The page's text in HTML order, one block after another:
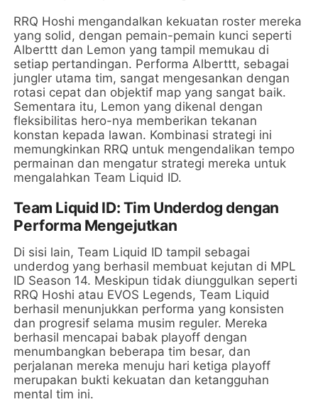
RRQ Hoshi mengandalkan kekuatan roster mereka
yang solid, dengan pemain-pemain kunci seperti
Alberttt dan Lemon yang tampil memukau di
setiap pertandingan. Performa Alberttt, sebagai
jungler utama tim, sangat mengesankan dengan
rotasi cepat dan objektif map yang sangat baik.
Sementara itu, Lemon yang dikenal dengan
fleksibilitas hero-nya memberikan tekanan
konstan kepada lawan. Kombinasi strategi ini
memungkinkan RRQ untuk mengendalikan tempo
permainan dan mengatur strategi mereka untuk
mengalahkan Team Liquid ID.
Team Liquid ID: Tim Underdog dengan
Performa Mengejutkan
Di sisi lain, Team Liquid ID tampil sebagai
underdog yang berhasil membuat kejutan di MPL
ID Season 14. Meskipun tidak diunggulkan seperti
RRQ Hoshi atau EVOS Legends, Team Liquid
berhasil menunjukkan performa yang konsisten
dan progresif selama musim reguler. Mereka
berhasil mencapai babak playoff dengan
menumbangkan beberapa tim besar, dan
perjalanan mereka menuju hari ketiga playoff
merupakan bukti kekuatan dan ketangguhan
mental tim ini.